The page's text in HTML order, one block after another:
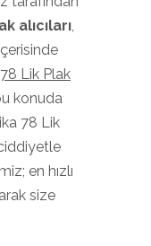
alıcıları,
Lik Plak
konuda
78 Lik
en hızlı
size